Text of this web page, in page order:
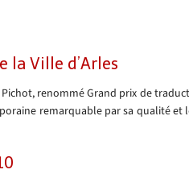
la Ville d’Arles
renommé Grand prix de
remarquable par sa qualité et